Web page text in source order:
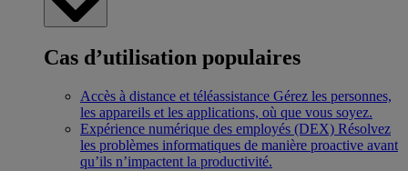
Cas d’utilisation populaires
Accès à distance et téléassistance Gérez les personnes,
les appareils et les applications, où que vous soyez.
Expérience numérique des employés (DEX) Résolvez
les problèmes informatiques de manière proactive avant
qu’ils n’impactent la productivité.